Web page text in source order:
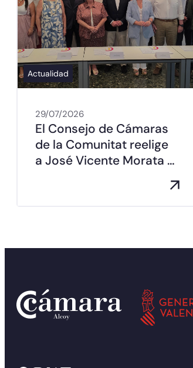
Actualidad
29/07/2026
El Consejo de Cámaras
de la Comunitat reelige
a José Vicente Morata …